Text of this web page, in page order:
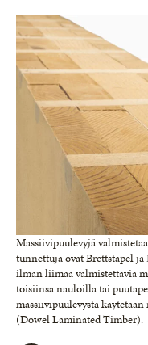
Massiivipuulevyjä
tunnettuja ovat Brettstapel
ilman liimaa valmistettavia
toisiinsa nauloilla tai
massiivipuulevystä
(Dowel Laminated Timber).